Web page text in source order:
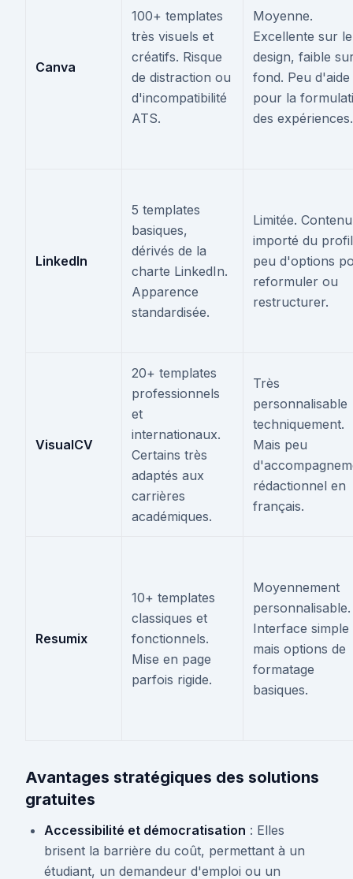
Canva
100+ templates
très visuels et
créatifs. Risque
de distraction ou
d'incompatibilité
ATS.
Moyenne.
Excellente sur le
design, faible
fond. Peu d'aide
pour la
des expériences.
LinkedIn
5 templates
basiques,
dérivés de la
charte LinkedIn.
Apparence
standardisée.
Limitée. Contenu
importé du
peu d'options
reformuler ou
restructurer.
VisualCV
20+ templates
professionnels
et
internationaux.
Certains très
adaptés aux
carrières
académiques.
Très
personnalisable
techniquement.
Mais peu
rédactionnel en
français.
Resumix
10+ templates
classiques et
fonctionnels.
Mise en page
parfois rigide.
Moyennement
personnalisable.
Interface simple
mais options de
formatage
basiques.
Avantages stratégiques des solutions
gratuites
Accessibilité et démocratisation : Elles
brisent la barrière du coût, permettant à un
étudiant, un demandeur d'emploi ou un